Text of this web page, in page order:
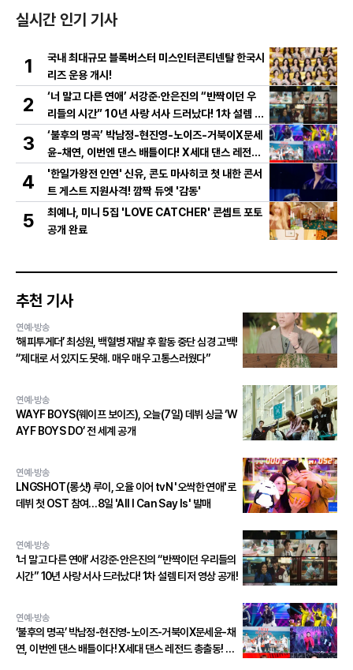
실시간 인기 기사
1
국내 최대규모 블록버스터 미스인터콘티넨탈 한국시
리즈 운용 개시!
2
‘너 말고 다른 연애’ 서강준·안은진의 “반짝이던 우
리들의 시간” 10년 사랑 서사 드러났다! 1차 설렘 티
저 영상 공개!
3
‘불후의 명곡’ 박남정-현진영-노이즈-거북이X문세
윤-채연, 이번엔 댄스 배틀이다! X세대 댄스 레전드
총출동! 댄스 본능 깨운다!
4
'한일가왕전 인연' 신유, 콘도 마사히코 첫 내한 콘서
트 게스트 지원사격! 깜짝 듀엣 '감동'
5
최예나, 미니 5집 'LOVE CATCHER' 콘셉트 포토
공개 완료
추천 기사
연예·방송
‘해피투게더’ 최성원, 백혈병 재발 후 활동 중단 심경 고백!
“제대로 서 있지도 못해. 매우 매우 고통스러웠다”
연예·방송
WAYF BOYS(웨이프 보이즈), 오늘(7일) 데뷔 싱글 ‘W
AYF BOYS DO’ 전 세계 공개
연예·방송
LNGSHOT(롱샷) 루이, 오율 이어 tvN '오싹한 연애'로
데뷔 첫 OST 참여…8일 'All I Can Say Is' 발매
연예·방송
‘너 말고 다른 연애’ 서강준·안은진의 “반짝이던 우리들의
시간” 10년 사랑 서사 드러났다! 1차 설렘 티저 영상 공개!
연예·방송
‘불후의 명곡’ 박남정-현진영-노이즈-거북이X문세윤-채
연, 이번엔 댄스 배틀이다! X세대 댄스 레전드 총출동! 댄